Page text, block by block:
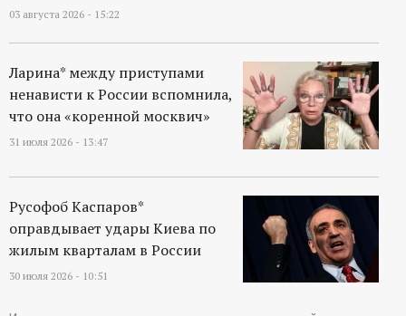
03 августа 2026 - 15:22
Ларина* между приступами
ненависти к России вспомнила,
что она «коренной москвич»
31 июля 2026 - 13:47
Русофоб Каспаров*
оправдывает удары Киева по
жилым кварталам в России
30 июля 2026 - 10:51